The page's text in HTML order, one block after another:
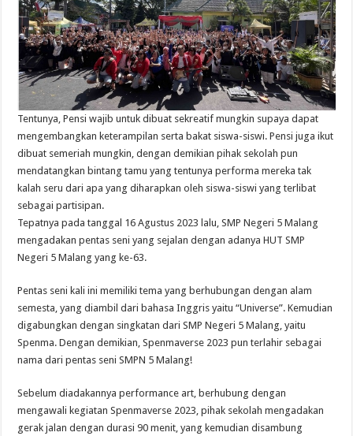
Tentunya, Pensi wajib untuk dibuat sekreatif mungkin supaya dapat
mengembangkan keterampilan serta bakat siswa-siswi. Pensi juga ikut
dibuat semeriah mungkin, dengan demikian pihak sekolah pun
mendatangkan bintang tamu yang tentunya performa mereka tak
kalah seru dari apa yang diharapkan oleh siswa-siswi yang terlibat
sebagai partisipan.
Tepatnya pada tanggal 16 Agustus 2023 lalu, SMP Negeri 5 Malang
mengadakan pentas seni yang sejalan dengan adanya HUT SMP
Negeri 5 Malang yang ke-63.
Pentas seni kali ini memiliki tema yang berhubungan dengan alam
semesta, yang diambil dari bahasa Inggris yaitu “Universe”. Kemudian
digabungkan dengan singkatan dari SMP Negeri 5 Malang, yaitu
Spenma. Dengan demikian, Spenmaverse 2023 pun terlahir sebagai
nama dari pentas seni SMPN 5 Malang!
Sebelum diadakannya performance art, berhubung dengan
mengawali kegiatan Spenmaverse 2023, pihak sekolah mengadakan
gerak jalan dengan durasi 90 menit, yang kemudian disambung